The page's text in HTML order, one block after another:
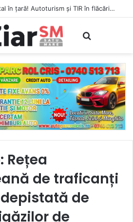
Accident rutier mortal în țară! Autoturism și TIR în flăcări, șofer carbonizat!
Rețea
de traficanți
de
de